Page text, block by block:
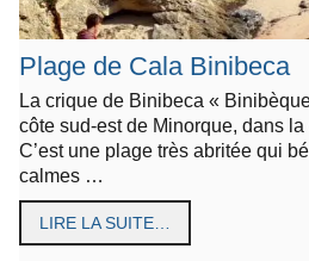
Plage de Cala Binibeca
La crique de Binibeca «
côte sud-est de Minorque, dans
C’est une plage très abritée qui
calmes …
LIRE LA SUITE…